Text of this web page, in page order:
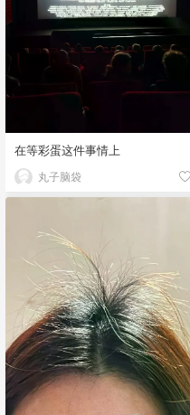
在等彩蛋这件事情上
丸子脑袋